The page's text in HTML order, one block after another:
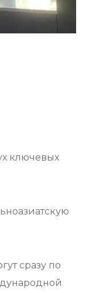
ключевых
сразу по